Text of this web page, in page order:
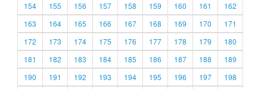
154
155 156 157 158 159 160 161
162
163
164 165 166 167 168 169 170
171
172
173 174 175 176 177 178 179
180
181
182 183 184 185 186 187 188
189
190
191 192 193 194 195 196 197
198